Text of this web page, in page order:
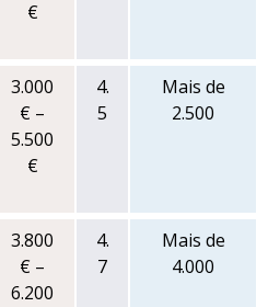
€
3.000
€ –
5.500
€
4.
5
Mais de
2.500
3.800
€ –
6.200
4.
7
Mais de
4.000